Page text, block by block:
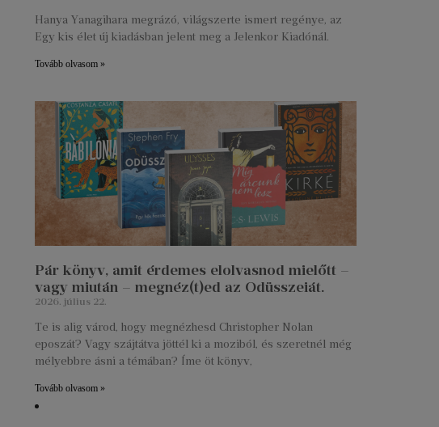
Hanya Yanagihara megrázó, világszerte ismert regénye, az
Egy kis élet új kiadásban jelent meg a Jelenkor Kiadónál.
Tovább olvasom »
Pár könyv, amit érdemes elolvasnod mielőtt –
vagy miután – megnéz(t)ed az Odüsszeiát.
2026. július 22.
Te is alig várod, hogy megnézhesd Christopher Nolan
eposzát? Vagy szájtátva jöttél ki a moziból, és szeretnél még
mélyebbre ásni a témában? Íme öt könyv,
Tovább olvasom »